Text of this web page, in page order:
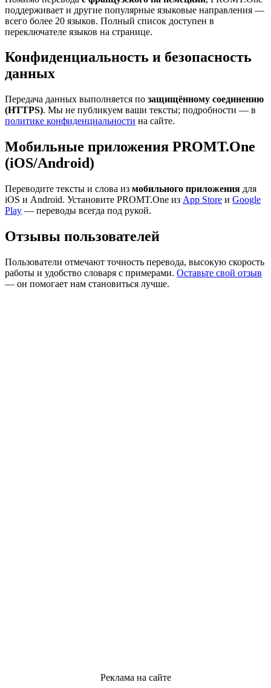
поддерживает и другие популярные языковые направления —
всего более 20 языков. Полный список доступен в
переключателе языков на странице.
Конфиденциальность и безопасность
данных
Передача данных выполняется по защищённому соединению
(HTTPS). Мы не публикуем ваши тексты; подробности — в
политике конфиденциальности на сайте.
Мобильные приложения PROMT.One
(iOS/Android)
Переводите тексты и слова из мобильного приложения для
iOS и Android. Установите PROMT.One из App Store и Google
Play — переводы всегда под рукой.
Отзывы пользователей
Пользователи отмечают точность перевода, высокую скорость
работы и удобство словаря с примерами. Оставьте свой отзыв
— он помогает нам становиться лучше.
Реклама на сайте